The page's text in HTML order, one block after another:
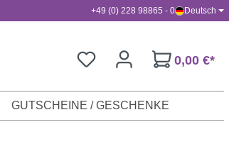
+49 (0) 228 98865 - 0 Deutsch
0,00 €*
GUTSCHEINE / GESCHENKE